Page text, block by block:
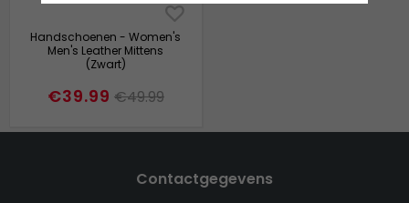
Handschoenen - Women's
Men's Leather Mittens
(Zwart)
€39.99 €49.99
Contactgegevens